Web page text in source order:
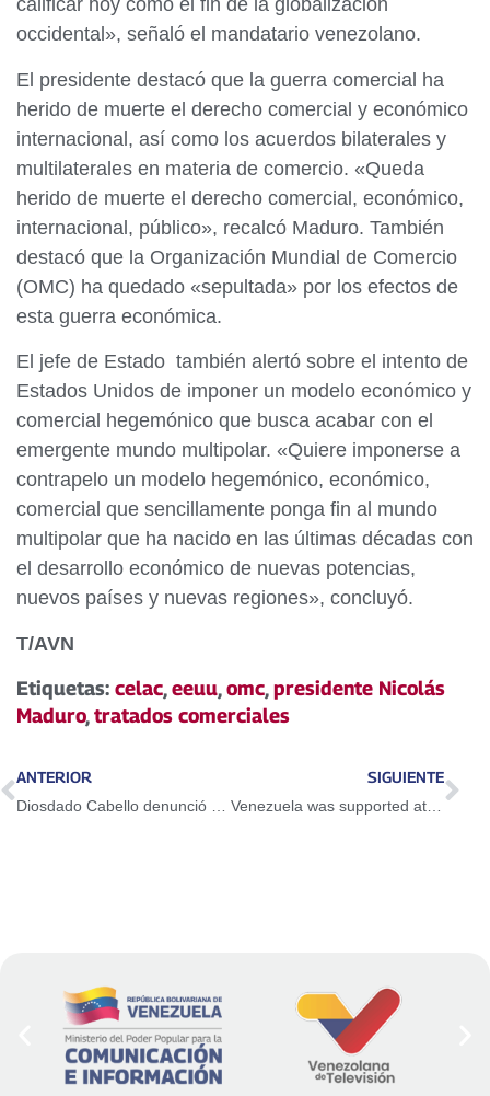
calificar hoy como el fin de la globalización
occidental», señaló el mandatario venezolano.
El presidente destacó que la guerra comercial ha
herido de muerte el derecho comercial y económico
internacional, así como los acuerdos bilaterales y
multilaterales en materia de comercio. «Queda
herido de muerte el derecho comercial, económico,
internacional, público», recalcó Maduro. También
destacó que la Organización Mundial de Comercio
(OMC) ha quedado «sepultada» por los efectos de
esta guerra económica.
El jefe de Estado también alertó sobre el intento de
Estados Unidos de imponer un modelo económico y
comercial hegemónico que busca acabar con el
emergente mundo multipolar. «Quiere imponerse a
contrapelo un modelo hegemónico, económico,
comercial que sencillamente ponga fin al mundo
multipolar que ha nacido en las últimas décadas con
el desarrollo económico de nuevas potencias,
nuevos países y nuevas regiones», concluyó.
T/AVN
Etiquetas: celac,eeuu,omc,presidente Nicolás
Maduro,tratados comerciales
ANTERIOR SIGUIENTE
Venezuela was supported at the CELAC Summit in Honduras